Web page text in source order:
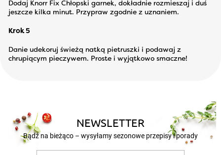
Dodaj Knorr Fix Chłopski garnek, dokładnie rozmieszaj i duś
jeszcze kilka minut. Przypraw zgodnie z uznaniem.
Krok 5
Danie udekoruj świeżą natką pietruszki i podawaj z
chrupiącym pieczywem. Proste i wyjątkowo smaczne!
NEWSLETTER
Bądź na bieżąco – wysyłamy sezonowe przepisy i porady